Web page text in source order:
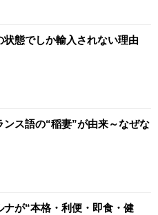
状態でしか輸入されない理由
ンス語の“稲妻”が由来～なぜな
ナが“本格・利便・即食・健